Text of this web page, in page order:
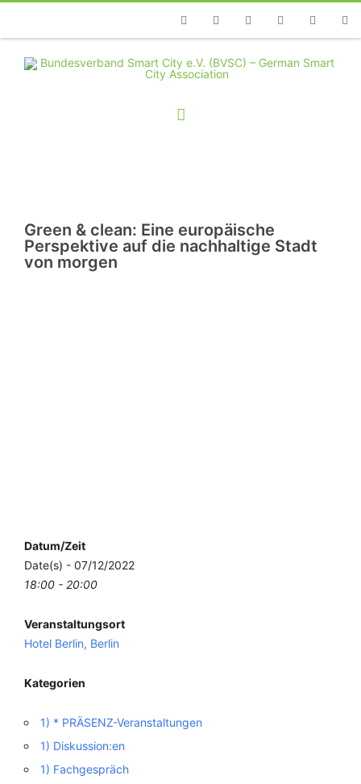
TelefonFacebookTwitterYoutubeInstagramLinkedin
Green & clean: Eine europäische
Perspektive auf die nachhaltige Stadt
von morgen
Datum/Zeit
Date(s) - 07/12/2022
18:00 - 20:00
Veranstaltungsort
Hotel Berlin, Berlin
Kategorien
1) * PRÄSENZ-Veranstaltungen
1) Diskussion:en
1) Fachgespräch